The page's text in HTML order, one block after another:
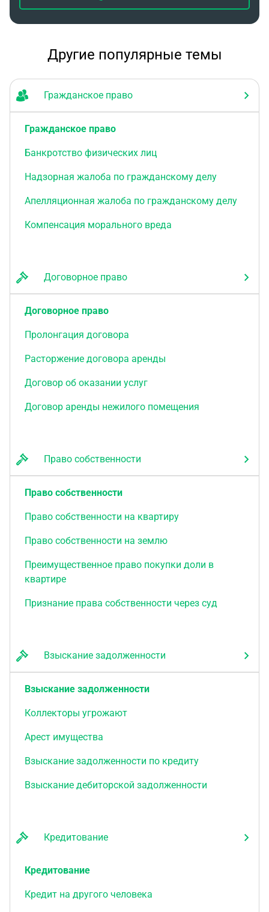
Другие популярные темы
Гражданское право
Гражданское право
Банкротство физических лиц
Надзорная жалоба по гражданскому делу
Апелляционная жалоба по гражданскому делу
Компенсация морального вреда
Договорное право
Договорное право
Пролонгация договора
Расторжение договора аренды
Договор об оказании услуг
Договор аренды нежилого помещения
Право собственности
Право собственности
Право собственности на квартиру
Право собственности на землю
Преимущественное право покупки доли в
квартире
Признание права собственности через суд
Взыскание задолженности
Взыскание задолженности
Коллекторы угрожают
Арест имущества
Взыскание задолженности по кредиту
Взыскание дебиторской задолженности
Кредитование
Кредитование
Кредит на другого человека